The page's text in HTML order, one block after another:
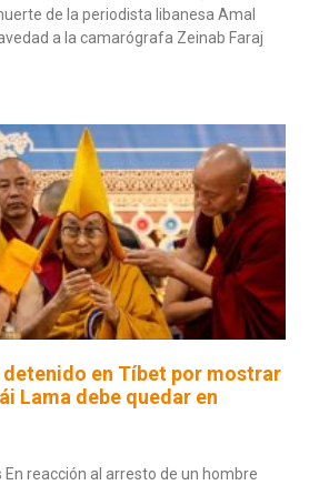
de la periodista libanesa Amal
a la camarógrafa Zeinab Faraj
en Tíbet por mostrar
Lama debe quedar en
reacción al arresto de un hombre